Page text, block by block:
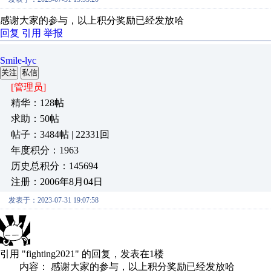
感谢大家的参与，以上积分奖励已经发放哈
回复 引用 举报
Smile-lyc
关注 私信
[管理员]
精华：128帖
求助：50帖
帖子：3484帖 | 22331回
年度积分：1963
历史总积分：145694
注册：2006年8月04日
发表于：2023-07-31 19:07:58
引用 "fighting2021" 的回复，发表在1楼
内容： 感谢大家的参与，以上积分奖励已经发放哈